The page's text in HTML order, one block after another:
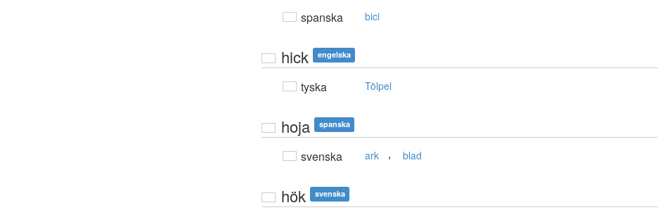
spanska bici
hick engelska
tyska Tölpel
hoja spanska
svenska ark , blad
hök svenska